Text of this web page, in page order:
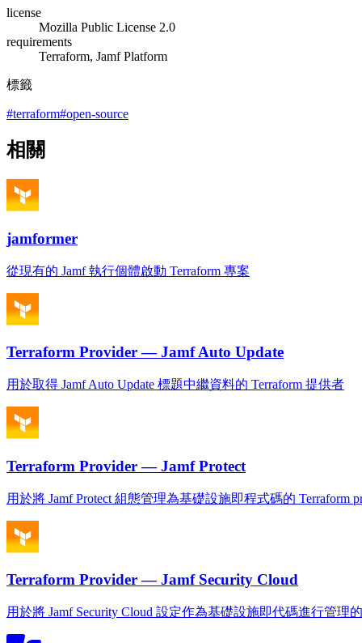
license
Mozilla Public License 2.0
requirements
Terraform, Jamf Platform
標籤
#terraform#open-source
相關
jamformer
從現有的 Jamf 執行個體啟動 Terraform 專案
Terraform Provider — Jamf Auto Update
用於取得 Jamf Auto Update 標題中繼資料的 Terraform 提供者
Terraform Provider — Jamf Protect
用於將 Jamf Protect 組態管理為基礎設施即程式碼的 Terraform
Terraform Provider — Jamf Security Cloud
用於將 Jamf Security Cloud 設定作為基礎設施即代碼進行管理